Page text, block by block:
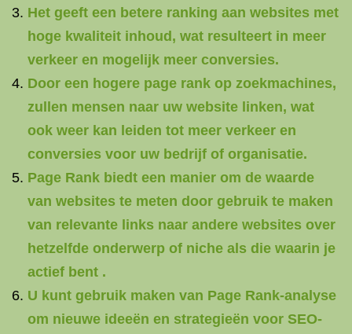
Het geeft een betere ranking aan websites met
hoge kwaliteit inhoud, wat resulteert in meer
verkeer en mogelijk meer conversies.
Door een hogere page rank op zoekmachines,
zullen mensen naar uw website linken, wat
ook weer kan leiden tot meer verkeer en
conversies voor uw bedrijf of organisatie.
Page Rank biedt een manier om de waarde
van websites te meten door gebruik te maken
van relevante links naar andere websites over
hetzelfde onderwerp of niche als die waarin je
actief bent .
U kunt gebruik maken van Page Rank-analyse
om nieuwe ideeën en strategieën voor SEO-